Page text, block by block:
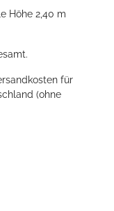
Höhe 2,40 m
für
(ohne